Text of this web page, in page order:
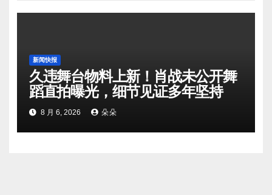
新闻快报
久违舞台物料上新！肖战未公开舞
蹈直拍曝光，细节见证多年坚持
8 月 6, 2026 朵朵